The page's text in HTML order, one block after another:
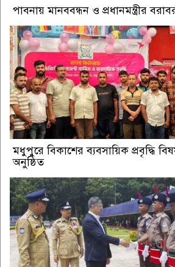
পাবনায় মানববন্ধন ও প্রধানমন্ত্রীর
মধুপুরে বিকাশের ব্যবসায়িক প্রবৃদ্ধি
অনুষ্ঠিত